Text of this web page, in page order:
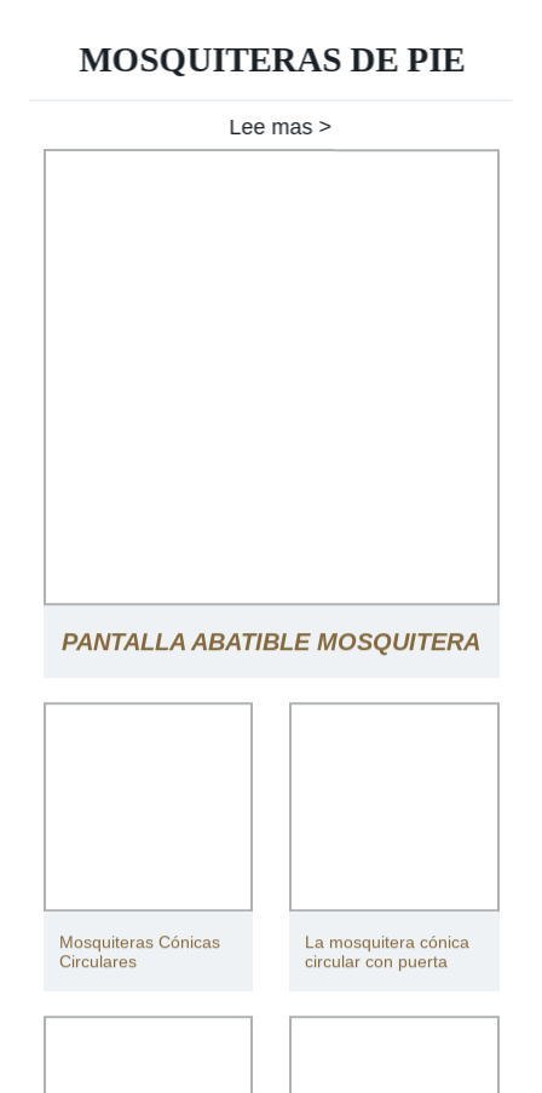
MOSQUITERAS DE PIE
Lee mas >
PANTALLA ABATIBLE MOSQUITERA
Mosquiteras Cónicas
Circulares
La mosquitera cónica
circular con puerta